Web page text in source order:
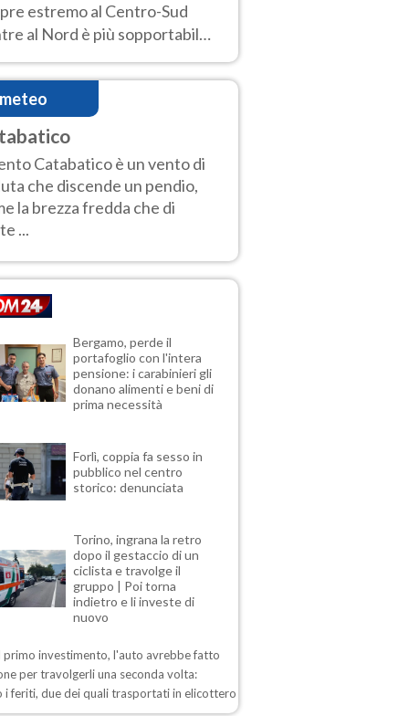
estremo al Centro-Sud
al Nord è più sopportabile
domenica 9. Temporali di
sui rilievi.
Catabatico è un vento di
che discende un pendio,
la brezza fredda che di
...
Bergamo, perde il
portafoglio con l'intera
pensione: i carabinieri gli
donano alimenti e beni di
prima necessità
Forlì, coppia fa sesso in
pubblico nel centro
storico: denunciata
Torino, ingrana la retro
dopo il gestaccio di un
ciclista e travolge il
gruppo | Poi torna
indietro e li investe di
nuovo
primo investimento, l'auto avrebbe fatto
per travolgerli una seconda volta:
i feriti, due dei quali trasportati in elicottero